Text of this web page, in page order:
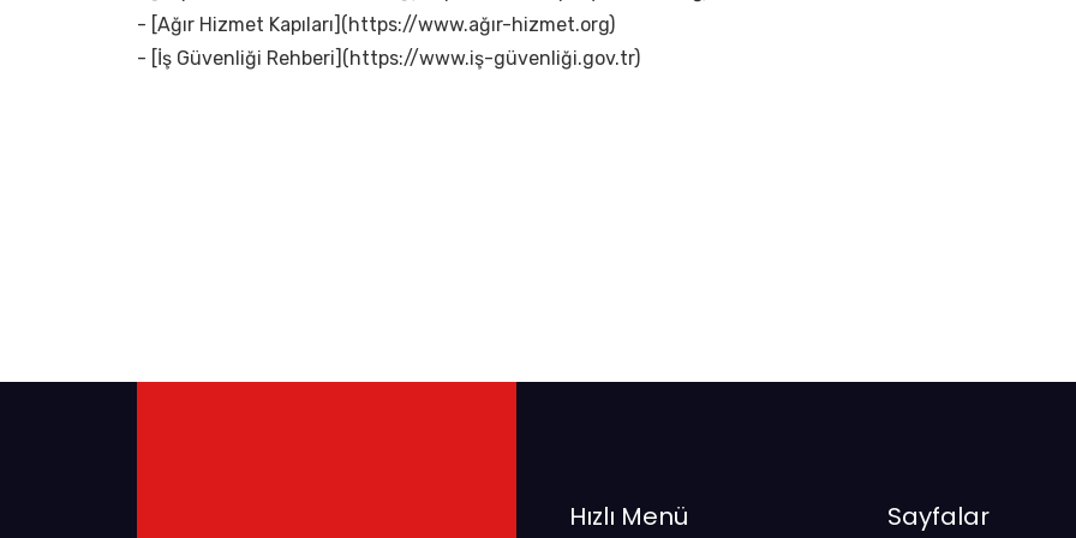
- [Ağır Hizmet Kapıları](https://www.ağır-hizmet.org)
- [İş Güvenliği Rehberi](https://www.iş-güvenliği.gov.tr)
Hızlı Menü Sayfalar